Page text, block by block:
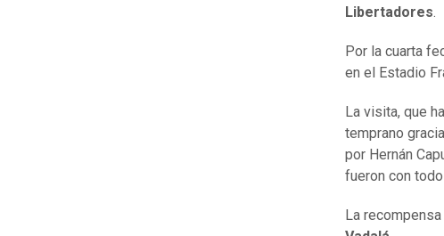
Libertadores.
Por la cuarta
en el Estadio
La visita, que
temprano
por Hernán
fueron con
La